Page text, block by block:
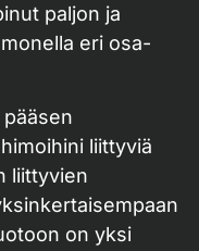
paljon ja
eri osa-
liittyviä
liittyvien
on yksi